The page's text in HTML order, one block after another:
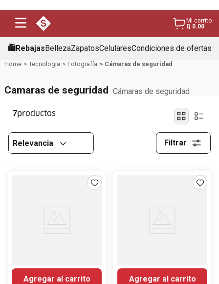
Mi carrito
Q 0.00
🛍️RebajasBellezaZapatosCelularesCondiciones de ofertas
Tecnologia Fotografía Cámaras de seguridad
Camaras de seguridad Cámaras de seguridad
7
Relevancia Filtrar
Agregar al carrito Agregar al carrito